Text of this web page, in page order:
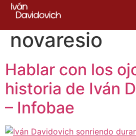
Etiqueta:
novaresio
Hablar con los
historia de Iván
– Infobae